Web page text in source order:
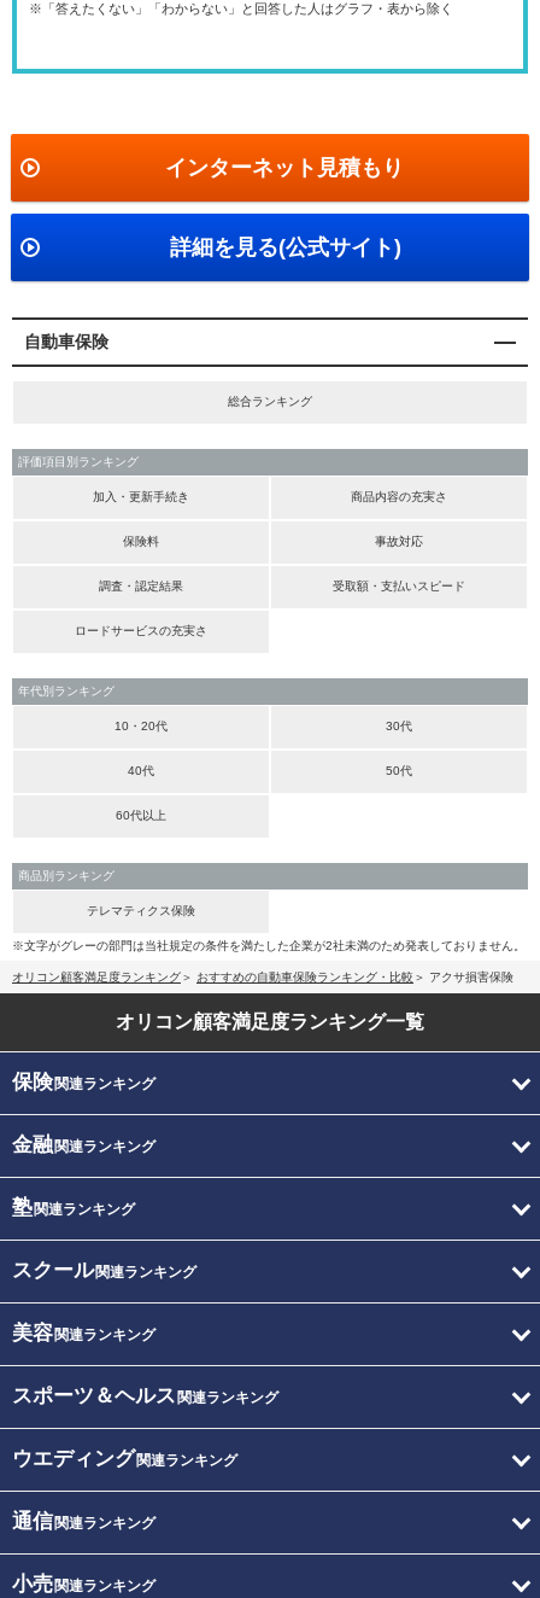
※「答えたくない」「わからない」と回答した人はグラフ・表から除く
インターネット見積もり
詳細を見る(公式サイト)
自動車保険
総合ランキング
評価項目別ランキング
加入・更新手続き 商品内容の充実さ
保険料 事故対応
調査・認定結果 受取額・支払いスピード
ロードサービスの充実さ
年代別ランキング
10・20代 30代
40代 50代
60代以上
商品別ランキング
テレマティクス保険
※文字がグレーの部門は当社規定の条件を満たした企業が2社未満のため発表しておりません。
オリコン顧客満足度ランキング おすすめの自動車保険ランキング・比較 アクサ損害保険
オリコン顧客満足度ランキング一覧
保険関連ランキング
金融関連ランキング
塾関連ランキング
スクール関連ランキング
美容関連ランキング
スポーツ＆ヘルス 関連ランキング
ウエディング関連ランキング
通信関連ランキング
小売関連ランキング